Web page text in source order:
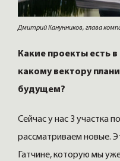
Дмитрий Канунников, глава
Какие проекты есть
какому вектору
будущем?
Сейчас у нас 3 участка
рассматриваем новые.
Гатчине, которую мы